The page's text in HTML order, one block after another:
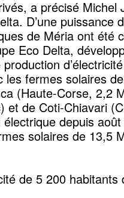
a précisé Michel
D’une puissance
de Méria ont été
Eco Delta,
les fermes solaires
(Haute-Corse, 2,2
et de Coti-Chiavari
depuis
solaires de 13,5
de 5 200 habitants